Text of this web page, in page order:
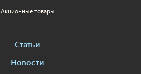
Акционные товары
Статьи
Новости